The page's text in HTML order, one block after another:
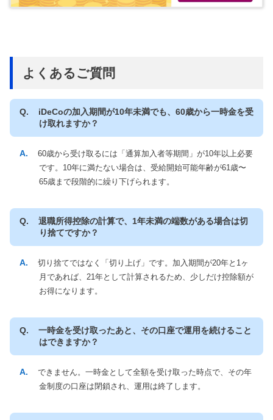
よくあるご質問
iDeCoの加入期間が10年未満でも、60歳から一時金を受
け取れますか？
60歳から受け取るには「通算加入者等期間」が10年以上必要
です。10年に満たない場合は、受給開始可能年齢が61歳〜
65歳まで段階的に繰り下げられます。
退職所得控除の計算で、1年未満の端数がある場合は切
り捨てですか？
切り捨てではなく「切り上げ」です。加入期間が20年と1ヶ
月であれば、21年として計算されるため、少しだけ控除額が
お得になります。
一時金を受け取ったあと、その口座で運用を続けること
はできますか？
できません。一時金として全額を受け取った時点で、その年
金制度の口座は閉鎖され、運用は終了します。